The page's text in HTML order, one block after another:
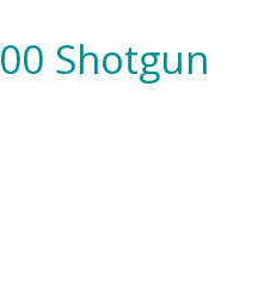
Shotgun